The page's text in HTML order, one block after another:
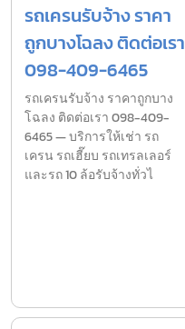
รถเครนรับจ้าง ราคา
ถูกบางโฉลง ติดต่อเรา
098-409-6465
รถเครนรับจ้าง ราคาถูกบาง
โฉลง ติดต่อเรา 098-409-
6465 — บริการให้เช่า รถ
เครน รถเฮี๊ยบ รถเทรลเลอร์
และรถ 10 ล้อรับจ้างทั่วไ